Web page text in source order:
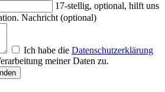
17-stellig, optional, hilft uns
Nachricht (optional)
Ich habe die Datenschutzerklärung
meiner Daten zu.